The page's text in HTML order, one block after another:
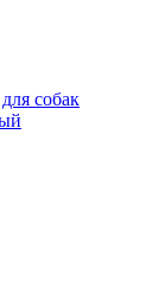
собак